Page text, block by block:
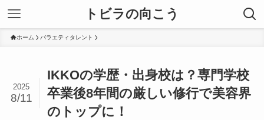
トビラの向こう
ホーム バラエティタレント
IKKOの学歴・出身校は？専門学校
卒業後8年間の厳しい修行で美容界
のトップに！
2025
8/11